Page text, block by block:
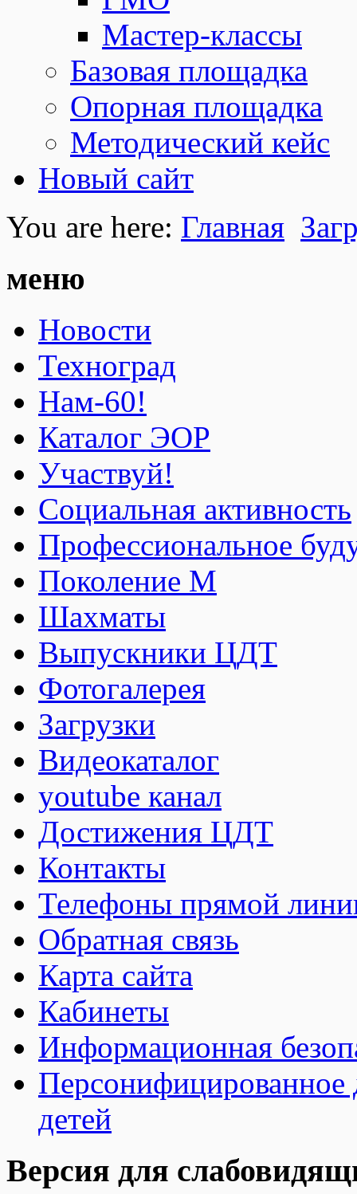
Мастер-классы
Базовая площадка
Опорная площадка
Методический кейс
Новый сайт
You are here: Главная
меню
Новости
Техноград
Нам-60!
Каталог ЭОР
Участвуй!
Социальная активность
Профессиональное
Поколение М
Шахматы
Выпускники ЦДТ
Фотогалерея
Загрузки
Видеокаталог
youtube канал
Достижения ЦДТ
Контакты
Телефоны прямой
Обратная связь
Карта сайта
Кабинеты
Информационная
Персонифицированное
детей
Версия для